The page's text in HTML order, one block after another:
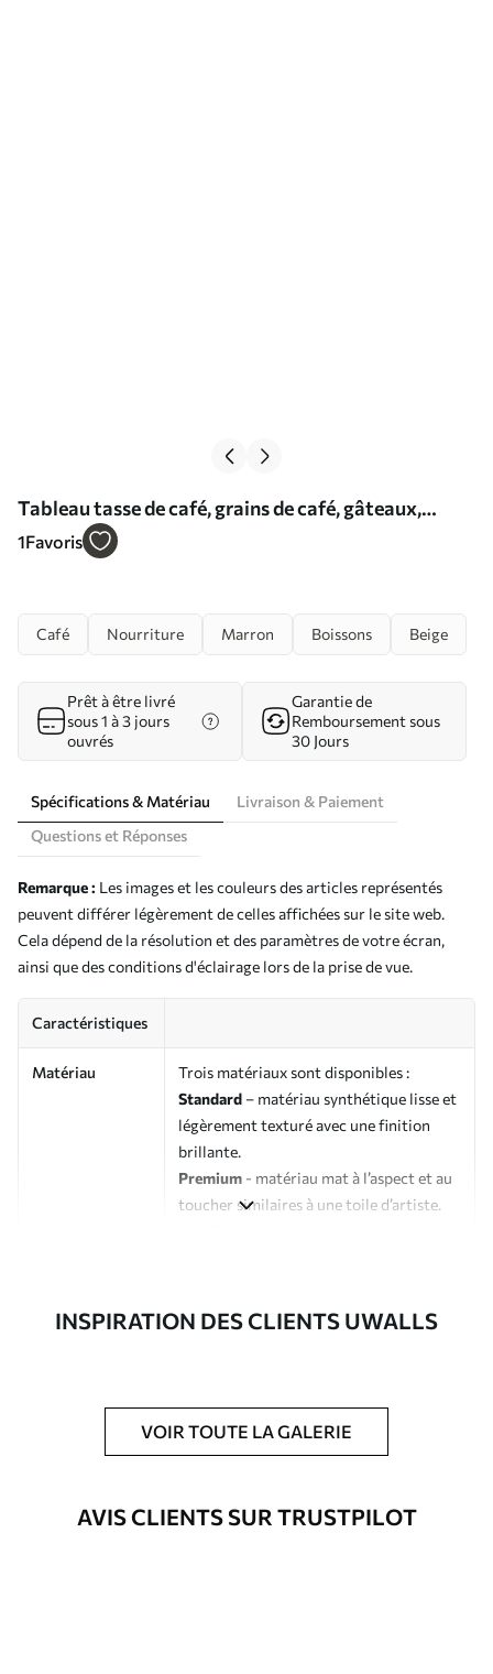
Tableau tasse de café, grains de café, gâteaux,
nature morte Nr s40417
1Favoris
Café Nourriture Marron Boissons Beige
Prêt à être livré
sous 1 à 3 jours
ouvrés
Garantie de
Remboursement sous
30 Jours
Spécifications & Matériau
Livraison & Paiement
Questions et Réponses
Remarque : Les images et les couleurs des articles représentés
peuvent différer légèrement de celles affichées sur le site web.
Cela dépend de la résolution et des paramètres de votre écran,
ainsi que des conditions d'éclairage lors de la prise de vue.
Caractéristiques
Matériau
Trois matériaux sont disponibles :
Standard – matériau synthétique lisse et
légèrement texturé avec une finition
brillante.
Premium - matériau mat à l’aspect et au
toucher similaires à une toile d’artiste.
Possibilité d'ajouter un vernis
protecteur pour renforcer la durabilité
du tableau.
Matériaux disponibles
INSPIRATION DES CLIENTS UWALLS
VOIR TOUTE LA GALERIE
AVIS CLIENTS SUR TRUSTPILOT